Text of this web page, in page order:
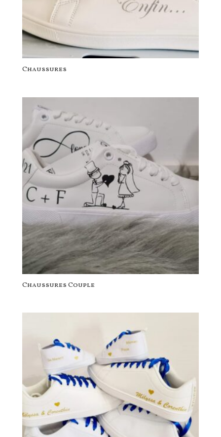
Chaussures
Chaussures Couple